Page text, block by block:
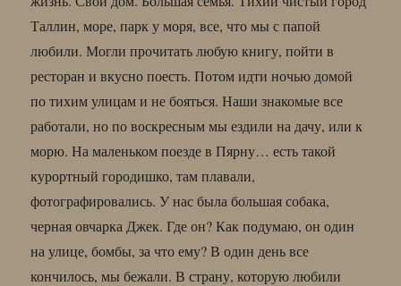
Таллин, море, парк у моря, все, что мы с папой
любили. Могли прочитать любую книгу, пойти в
ресторан и вкусно поесть. Потом идти ночью домой
по тихим улицам и не бояться. Наши знакомые все
работали, но по воскресным мы ездили на дачу, или к
морю. На маленьком поезде в Пярну… есть такой
курортный городишко, там плавали,
фотографировались. У нас была большая собака,
черная овчарка Джек. Где он? Как подумаю, он один
на улице, бомбы, за что ему? В один день все
кончилось, мы бежали. В страну, которую любили